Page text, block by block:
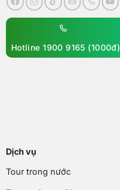
Hotline 1900 9165 (1000đ)
Dịch vụ
Tour trong nước